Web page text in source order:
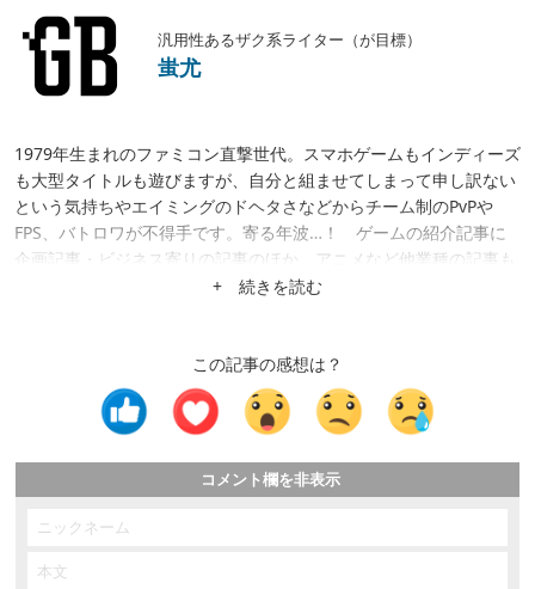
汎用性あるザク系ライター（が目標）
蚩尤
1979年生まれのファミコン直撃世代。スマホゲームもインディーズ
も大型タイトルも遊びますが、自分と組ませてしまって申し訳ない
という気持ちやエイミングのドヘタさなどからチーム制のPvPや
FPS、バトロワが不得手です。寄る年波…！ ゲームの紹介記事に
企画記事・ビジネス寄りの記事のほか、アニメなど他業種の記事も
やれそうだと判断した案件はなんでも請けています。任天堂『ガー
+ 続きを読む
この記事の感想は？
コメント欄を非表示